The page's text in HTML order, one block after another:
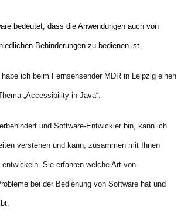
bedeutet, dass die Anwendungen auch von
Behinderungen zu bedienen ist.
ich beim Fernsehsender MDR in Leipzig einen
„Accessibility in Java“.
und Software-Entwickler bin, kann ich
verstehen und kann, zusammen mit Ihnen
Sie erfahren welche Art von
bei der Bedienung von Software hat und